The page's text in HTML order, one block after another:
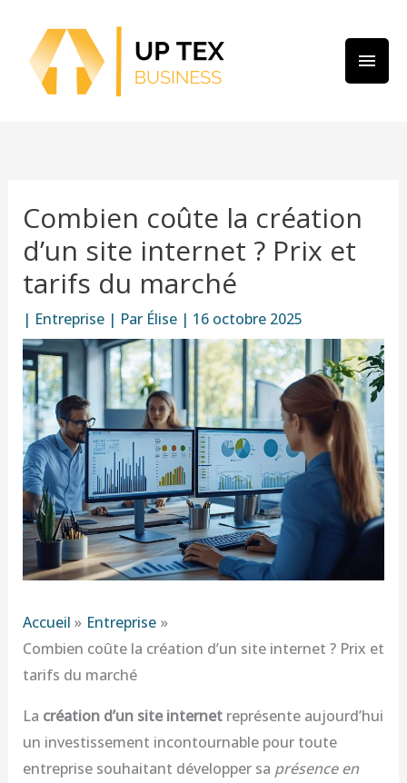
contenu
Combien coûte la création
d’un site internet ? Prix et
tarifs du marché
| Entreprise| Par Élise | 16 octobre 2025
Accueil
Entreprise
Combien coûte la création d’un site internet ? Prix et
tarifs du marché
La création d’un site internetreprésente aujourd’hui
un investissement incontournable pour toute
entreprise souhaitant développer sa présence en